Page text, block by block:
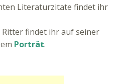
Literaturzitate findet ihr
findet ihr auf seiner
Porträt.